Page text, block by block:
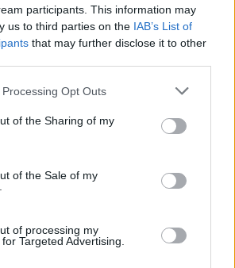
participants. This information may
us to third parties on the IAB’s List of
that may further disclose it to other
website/app uses one or more Google
or usage behaviour. You may click to
to Google and its third-party tags to
specified purposes in below Google
Opt Outs
of the Sharing of my
of the Sale of my
of processing my
Targeted Advertising.
3 εκατ. ευρώ
της διαδικασίας εξέτασης
δημοσιευθούν οι οριστικοί
και θα ξεκινήσει η υλοποίηση
το πρόγραμμα
των οριστικών
δικαιούχοι θα μπορούν να